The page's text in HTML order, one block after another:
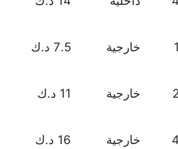
خارجية 7.5 د.ك
خارجية 11 د.ك
خارجية 16 د.ك